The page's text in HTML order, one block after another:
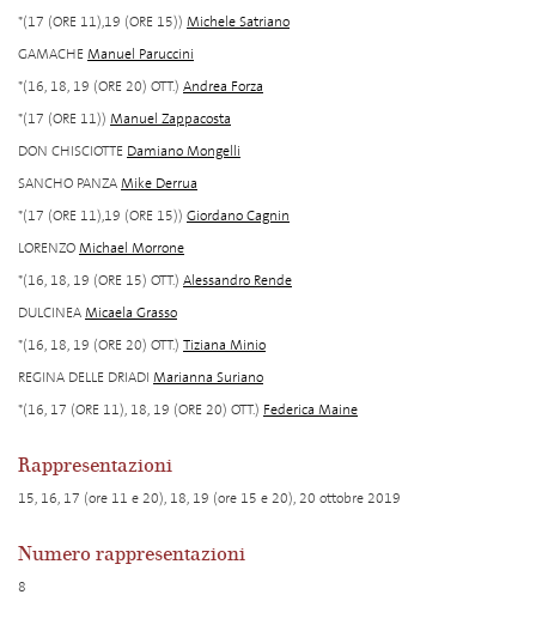
*(17 (ORE 11),19 (ORE 15)) Michele Satriano
GAMACHEManuel Paruccini
*(16, 18, 19 (ORE 20) OTT.) Andrea Forza
*(17 (ORE 11)) Manuel Zappacosta
DON CHISCIOTTE Damiano Mongelli
SANCHO PANZAMike Derrua
*(17 (ORE 11),19 (ORE 15)) Giordano Cagnin
LORENZOMichael Morrone
*(16, 18, 19 (ORE 15) OTT.) Alessandro Rende
DULCINEAMicaela Grasso
*(16, 18, 19 (ORE 20) OTT.) Tiziana Minio
REGINA DELLE DRIADI Marianna Suriano
*(16, 17 (ORE 11), 18, 19 (ORE 20) OTT.) Federica Maine
Rappresentazioni
15, 16, 17 (ore 11 e 20), 18, 19 (ore 15 e 20), 20 ottobre 2019
Numero rappresentazioni
8